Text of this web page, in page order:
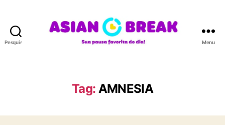
Pesquisar
A
N
R
Menu
Tag: AMNESIA